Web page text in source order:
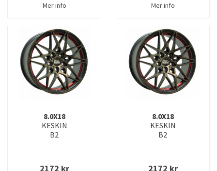
Mer info Mer info
8.0X18
KESKIN
B2
2172 kr
8.0X18
KESKIN
B2
2172 kr